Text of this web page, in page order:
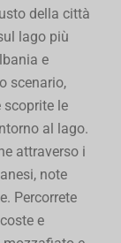
della città
lago più
e
scenario,
scoprite le
al lago.
attraverso i
note
Percorrete
e